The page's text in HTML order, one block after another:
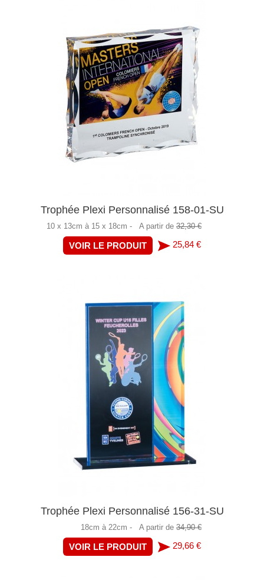
Trophée Plexi Personnalisé 158-01-SU
10 x 13cm à 15 x 18cm - A partir de 32,30 €
VOIR LE PRODUIT 25,84 €
Trophée Plexi Personnalisé 156-31-SU
18cm à 22cm - A partir de 34,90 €
VOIR LE PRODUIT 29,66 €